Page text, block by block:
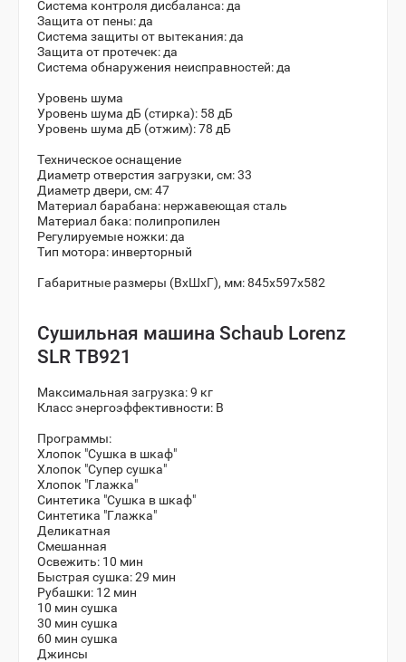
Система контроля дисбаланса: да
Защита от пены: да
Система защиты от вытекания: да
Защита от протечек: да
Система обнаружения неисправностей: да
Уровень шума
Уровень шума дБ (стирка): 58 дБ
Уровень шума дБ (отжим): 78 дБ
Техническое оснащение
Диаметр отверстия загрузки, см: 33
Диаметр двери, см: 47
Материал барабана: нержавеющая сталь
Материал бака: полипропилен
Регулируемые ножки: да
Тип мотора: инверторный
Габаритные размеры (ВхШхГ), мм: 845x597x582
Сушильная машина Schaub Lorenz
SLR TB921
Максимальная загрузка: 9 кг
Класс энергоэффективности: B
Программы:
Хлопок "Сушка в шкаф"
Хлопок "Супер сушка"
Хлопок "Глажка"
Синтетика "Сушка в шкаф"
Синтетика "Глажка"
Деликатная
Смешанная
Освежить: 10 мин
Быстрая сушка: 29 мин
Рубашки: 12 мин
10 мин сушка
30 мин сушка
60 мин сушка
Джинсы